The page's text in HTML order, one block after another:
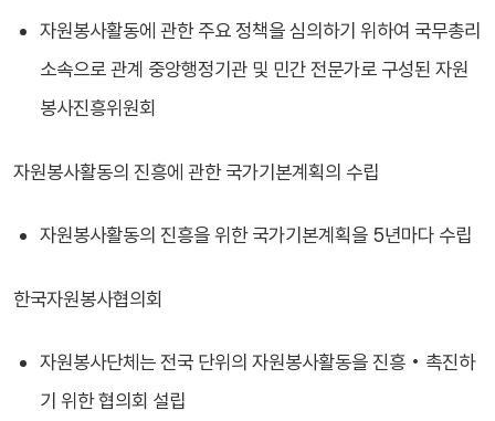
자원봉사활동에 관한 주요 정책을 심의하기 위하여 국무총리
소속으로 관계 중앙행정기관 및 민간 전문가로 구성된 자원
봉사진흥위원회
자원봉사활동의 진흥에 관한 국가기본계획의 수립
자원봉사활동의 진흥을 위한 국가기본계획을 5년마다 수립
한국자원봉사협의회
자원봉사단체는 전국 단위의 자원봉사활동을 진흥 • 촉진하
기 위한 협의회 설립